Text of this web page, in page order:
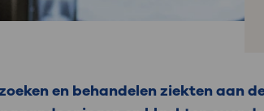
en behandelen ziekten aan